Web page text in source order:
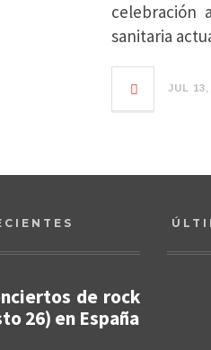
celebración
sanitaria
JUL 13,
de rock
26) en España